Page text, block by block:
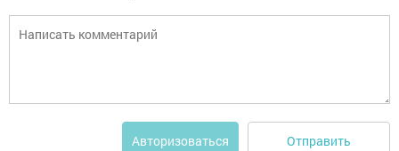
Авторизоваться Отправить